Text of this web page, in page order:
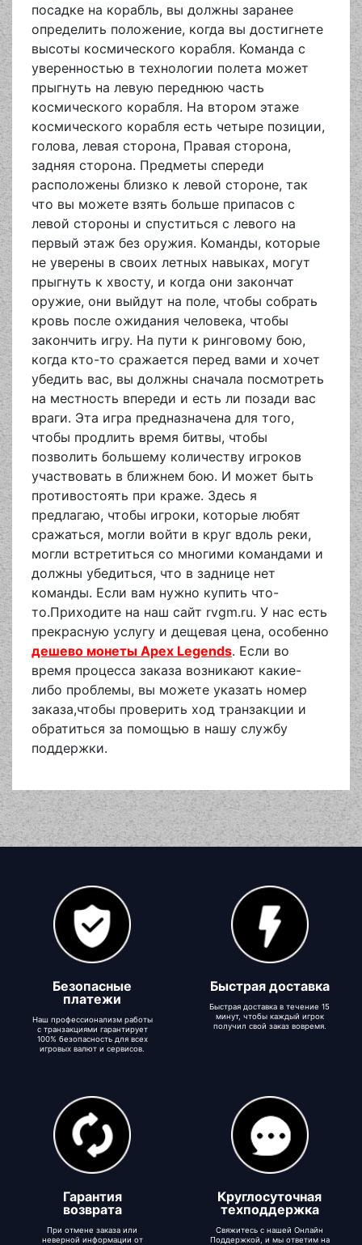
посадке на корабль, вы должны заранее
определить положение, когда вы достигнете
высоты космического корабля. Команда с
уверенностью в технологии полета может
прыгнуть на левую переднюю часть
космического корабля. На втором этаже
космического корабля есть четыре позиции,
голова, левая сторона, Правая сторона,
задняя сторона. Предметы спереди
расположены близко к левой стороне, так
что вы можете взять больше припасов с
левой стороны и спуститься с левого на
первый этаж без оружия. Команды, которые
не уверены в своих летных навыках, могут
прыгнуть к хвосту, и когда они закончат
оружие, они выйдут на поле, чтобы собрать
кровь после ожидания человека, чтобы
закончить игру. На пути к ринговому бою,
когда кто-то сражается перед вами и хочет
убедить вас, вы должны сначала посмотреть
на местность впереди и есть ли позади вас
враги. Эта игра предназначена для того,
чтобы продлить время битвы, чтобы
позволить большему количеству игроков
участвовать в ближнем бою. И может быть
противостоять при краже. Здесь я
предлагаю, чтобы игроки, которые любят
сражаться, могли войти в круг вдоль реки,
могли встретиться со многими командами и
должны убедиться, что в заднице нет
команды. Если вам нужно купить что-
то.Приходите на наш сайт rvgm.ru. У нас есть
прекрасную услугу и дещевая цена, особенно
дешево монеты Apex Legends. Если во
время процесса заказа возникают какие-
либо проблемы, вы можете указать номер
заказа,чтобы проверить ход транзакции и
обратиться за помощью в нашу службу
поддержки.
Безопасные
платежи
Наш профессионализм работы
с транзакциями гарантирует
100% безопасность для всех
игровых валют и сервисов.
Быстрая доставка
Быстрая доставка в течение 15
минут, чтобы каждый игрок
получил свой заказ вовремя.
Гарантия
возврата
При отмене заказа или
неверной информации от
Круглосуточная
техподдержка
Свяжитесь с нашей Онлайн
Поддержкой, и мы ответим на